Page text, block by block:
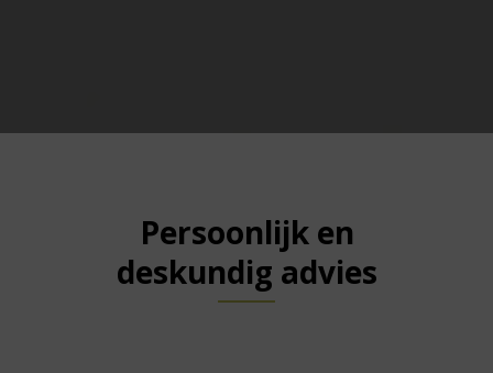
Persoonlijk en
deskundig advies